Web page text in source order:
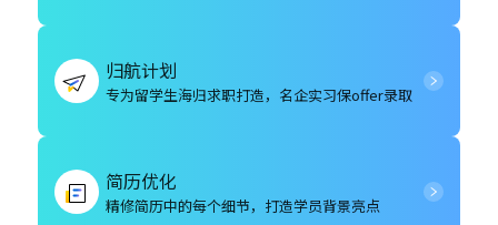
归航计划
专为留学生海归求职打造，名企实习保offer录取
简历优化
精修简历中的每个细节，打造学员背景亮点